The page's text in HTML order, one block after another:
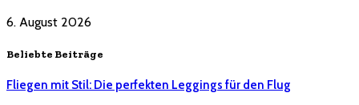
6. August 2026
Beliebte Beiträge
Fliegen mit Stil: Die perfekten Leggings für den Flug